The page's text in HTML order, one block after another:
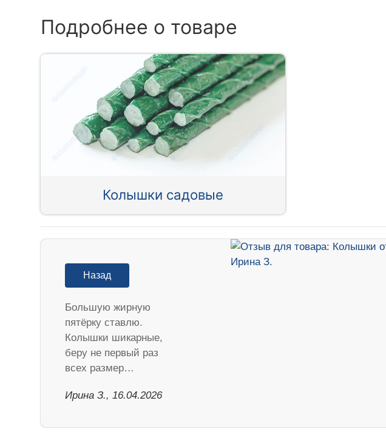
Подробнее о товаре
Колышки садовые
Назад
Большую жирную
пятёрку ставлю.
Колышки шикарные,
беру не первый раз
всех размер…
Ирина З., 16.04.2026